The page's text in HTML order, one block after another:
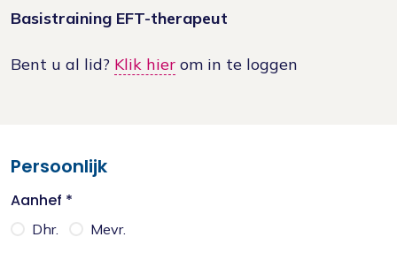
Basistraining EFT-therapeut
Bent u al lid? Klik hier om in te loggen
Persoonlijk
Aanhef *
Dhr. Mevr.